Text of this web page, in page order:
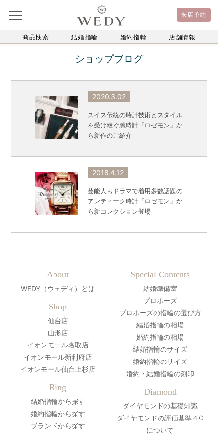
来店予約
商品検索 結婚指輪 婚約指輪 店舗情報
ショップブログ
2020.3.02
スイス伝統の時計技術とスタイル
を受け継ぐ腕時計「ロゼモン」か
ら新作のご紹介
2018.4.12
芸能人もドラマで着用多数話題の
アンティーク時計「ロゼモン」か
ら新コレクション登場
About
WEDY（ウェディ）とは
Shop
仙台店
山形店
イオンモール名取店
イオンモール新利府店
イオンモール仙台上杉店
Ring
結婚指輪から探す
婚約指輪から探す
ブランドから探す
Special Contents
結婚準備室
プロポーズ
プロポーズの指輪の選び方
結婚指輪の相場
婚約指輪の相場
結婚指輪のサイズ
婚約指輪のサイズ
婚約・結婚指輪の刻印
Diamond
ダイヤモンドの基礎知識
ダイヤモンドの評価基準４C
について